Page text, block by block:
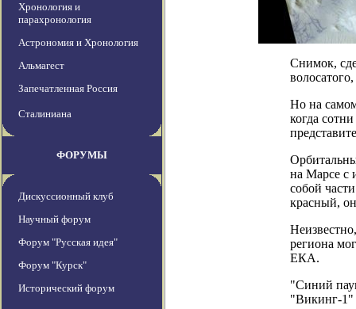
Хронология и
парахронология
Астрономия и Хронология
Альмагест
Запечатленная Россия
Сталиниана
ФОРУМЫ
Дискуссионный клуб
Научный форум
Форум "Русская идея"
Форум "Курск"
Исторический форум
Снимок,
Но на
когда
на Марсе с
собой
красный,
региона
ЕКА.
"Синий
"Викинг-1"